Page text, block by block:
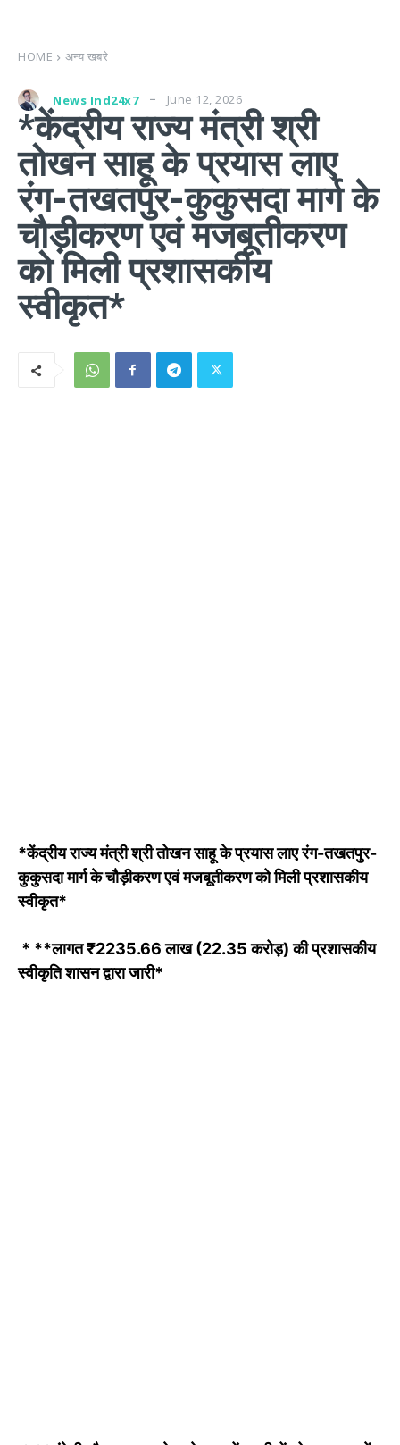
HOME अन्य खबरे
News Ind24x7 June 12, 2026
*केंद्रीय राज्य मंत्री श्री
तोखन साहू के प्रयास लाए
रंग-तखतपुर-कुकुसदा मार्ग के
चौड़ीकरण एवं मजबूतीकरण
को मिली प्रशासकीय
स्वीकृत*
*केंद्रीय राज्य मंत्री श्री तोखन साहू के प्रयास लाए रंग-तखतपुर-
कुकुसदा मार्ग के चौड़ीकरण एवं मजबूतीकरण को मिली प्रशासकीय
स्वीकृत*
* **लागत ₹2235.66 लाख (22.35 करोड़) की प्रशासकीय
स्वीकृति शासन द्वारा जारी*